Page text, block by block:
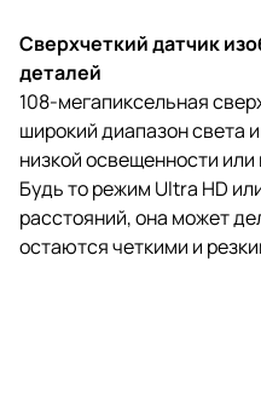
Сверхчеткий датчик
деталей
108-мегапиксельная
широкий диапазон света
низкой освещенности
Будь то режим Ultra HD
расстояний, она может
остаются четкими и